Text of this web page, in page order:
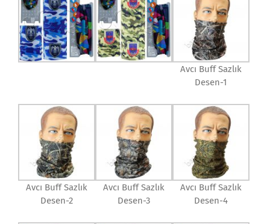
Avcı Buff Sazlık
Desen-1
Avcı Buff Sazlık
Desen-2
Avcı Buff Sazlık
Desen-3
Avcı Buff Sazlık
Desen-4